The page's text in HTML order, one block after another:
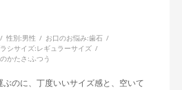
性別:男性 お口のお悩み:歯石
シサイズ:レギュラーサイズ
かたさ:ふつう
のに、丁度いいサイズ感と、空いて